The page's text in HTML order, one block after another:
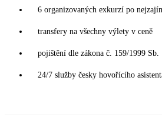
6 organizovaných exkurzí po
transfery na všechny výlety v ceně
pojištění dle zákona č. 159/1999 Sb.
24/7 služby česky hovořícího